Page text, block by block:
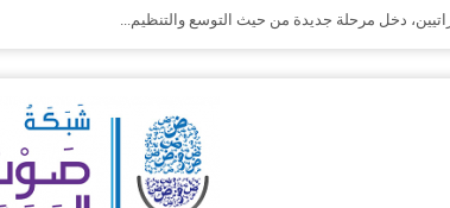
دخل مرحلة جديدة من حيث التوسع والتنظيم...